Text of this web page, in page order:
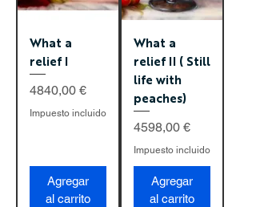
What a
relief I
Precio
4840,00 €
Impuesto incluido
Agregar
al carrito
What a
relief II ( Still
life with
peaches)
Precio
4598,00 €
Impuesto incluido
Agregar
al carrito